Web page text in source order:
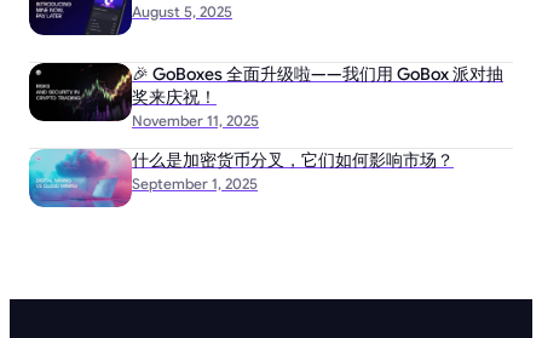
August 5, 2025
November 11, 2025
🎉 GoBoxes 全面升级啦——我们用 GoBox 派对抽
奖来庆祝！
September 1, 2025
什么是加密货币分叉，它们如何影响市场？